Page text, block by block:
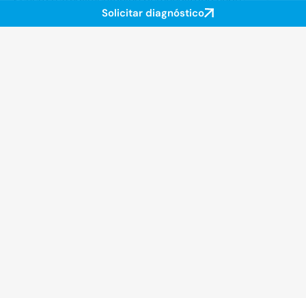
competencias, comunicación y aciertos técnicos.
Solicitar diagnóstico